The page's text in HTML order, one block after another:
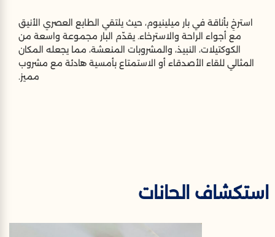
استرخِ بأناقة في بار ميلينيوم، حيث يلتقي الطابع العصري الأنيق
مع أجواء الراحة والاسترخاء. يقدّم البار مجموعة واسعة من
الكوكتيلات، النبيذ، والمشروبات المنعشة، مما يجعله المكان
المثالي للقاء الأصدقاء أو الاستمتاع بأمسية هادئة مع مشروب
مميز.
استكشاف الحانات